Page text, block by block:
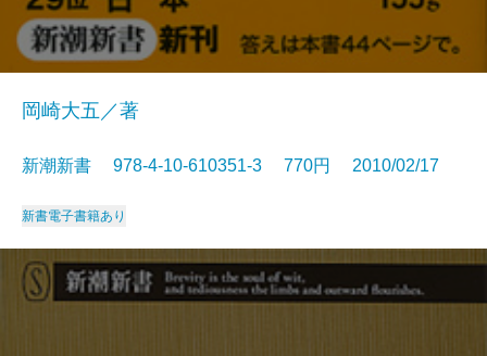
岡崎大五／著
新潮新書 978-4-10-610351-3 770円 2010/02/17
新書電子書籍あり